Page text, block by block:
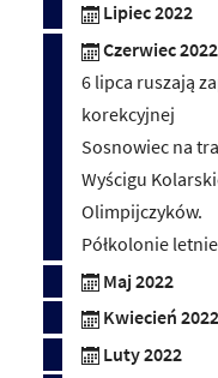
Lipiec 2022
Czerwiec 2022
6 lipca ruszają
korekcyjnej
Sosnowiec na
Wyścigu
Olimpijczyków.
Półkolonie
Maj 2022
Kwiecień 2022
Luty 2022